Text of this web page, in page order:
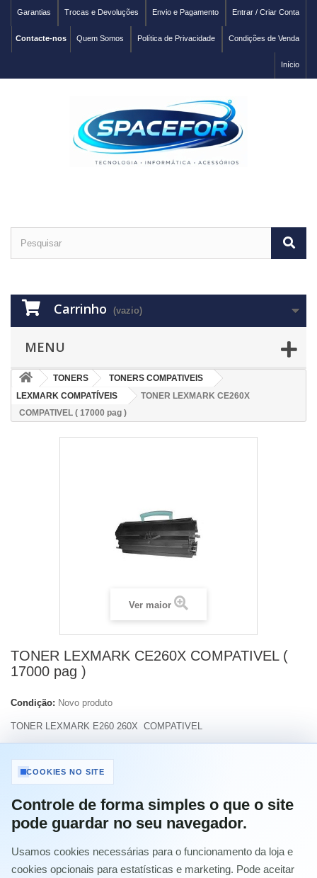
Entrar / Criar Conta
Envio e Pagamento
Trocas e Devoluções
Garantias
Condições de Venda
Política de Privacidade
Quem Somos
Contacte-nos
Início
Carrinho (vazio)
MENU
TONERS
TONERS COMPATIVEIS
LEXMARK COMPATÍVEIS
TONER LEXMARK CE260X
COMPATIVEL ( 17000 pag )
Ver maior
TONER LEXMARK CE260X COMPATIVEL (
17000 pag )
Condição: Novo produto
TONER LEXMARK E260 260X COMPATIVEL
Imprimir
32,72 €com IVA
Quantidade
COOKIES NO SITE
Controle de forma simples o que o site
pode guardar no seu navegador.
Usamos cookies necessárias para o funcionamento da loja e
cookies opcionais para estatísticas e marketing. Pode aceitar